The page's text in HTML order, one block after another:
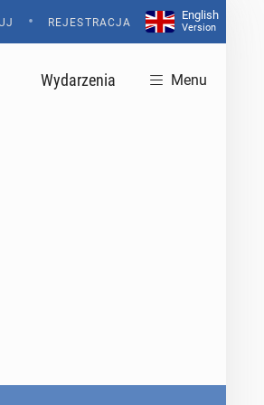
• REJESTRACJA
English
Version
Wydarzenia Menu